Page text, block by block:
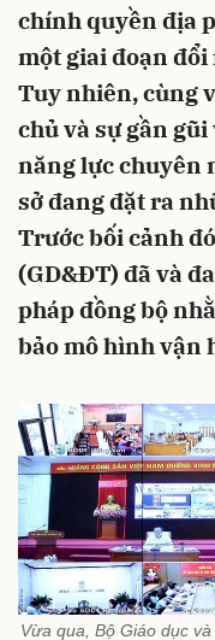
chính quyền địa
một giai đoạn đổi
Tuy nhiên, cùng
chủ và sự gần
năng lực chuyên
sở đang đặt ra
Trước bối cảnh
(GD&ĐT) đã và
pháp đồng bộ
bảo mô hình vận
Vừa qua, Bộ Giáo dục